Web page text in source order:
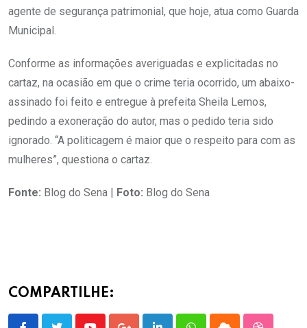
agente de segurança patrimonial, que hoje, atua como Guarda
Municipal.
Conforme as informações averiguadas e explicitadas no
cartaz, na ocasião em que o crime teria ocorrido, um abaixo-
assinado foi feito e entregue à prefeita Sheila Lemos,
pedindo a exoneração do autor, mas o pedido teria sido
ignorado. “A politicagem é maior que o respeito para com as
mulheres”, questiona o cartaz.
Fonte: Blog do Sena | Foto: Blog do Sena
COMPARTILHE: